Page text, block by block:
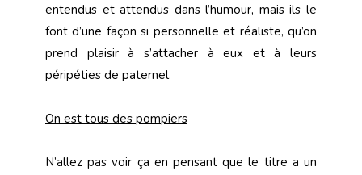
entendus et attendus dans l’humour, mais ils le
font d’une façon si personnelle et réaliste, qu’on
prend plaisir à s’attacher à eux et à leurs
péripéties de paternel.
On est tous des pompiers
N’allez pas voir ça en pensant que le titre a un